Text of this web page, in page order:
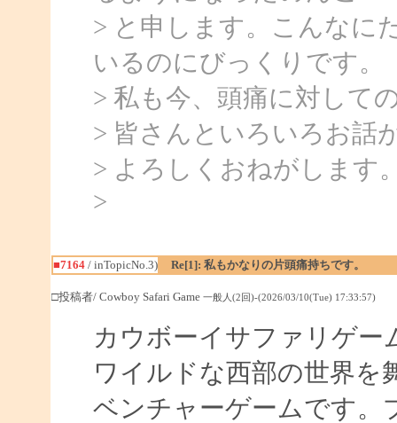
> と申します。こんなに
いるのにびっくりです。
> 私も今、頭痛に対して
> 皆さんといろいろお話
> よろしくおねがします
>
■7164/ inTopicNo.3) Re[1]: 私もかなりの片頭痛持ちです。
□投稿者/ Cowboy Safari Game 一般人(2回)-(2026/03/10(Tue) 17:33:57)
カウボーイサファリゲー
ワイルドな西部の世界
ベンチャーゲームです。